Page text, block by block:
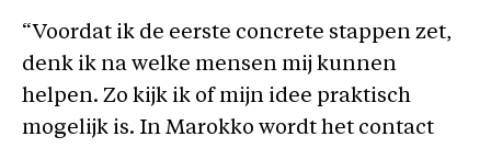
“Voordat ik de eerste concrete stappen zet,
denk ik na welke mensen mij kunnen
helpen. Zo kijk ik of mijn idee praktisch
mogelijk is. In Marokko wordt het contact